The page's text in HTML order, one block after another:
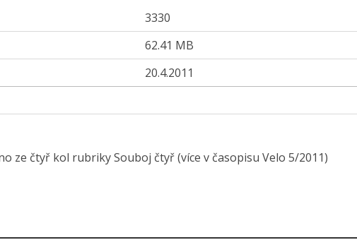
3330
62.41 MB
20.4.2011
ze čtyř kol rubriky Souboj čtyř (více v časopisu Velo 5/2011)